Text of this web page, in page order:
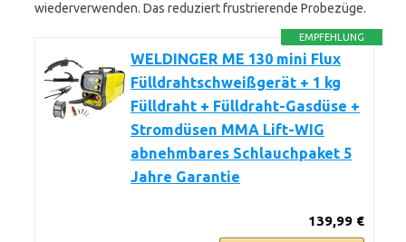
wiederverwenden. Das reduziert frustrierende Probezüge.
EMPFEHLUNG
WELDINGER ME 130 mini Flux
Fülldrahtschweißgerät + 1 kg
Fülldraht + Fülldraht-Gasdüse +
Stromdüsen MMA Lift-WIG
abnehmbares Schlauchpaket 5
Jahre Garantie
139,99 €